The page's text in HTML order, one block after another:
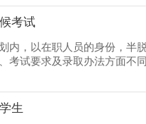
考试
内，以在职人员的身份，半
考试要求及录取办法方面不
生